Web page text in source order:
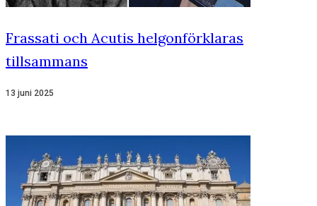
Frassati och Acutis helgonförklaras
tillsammans
13 juni 2025